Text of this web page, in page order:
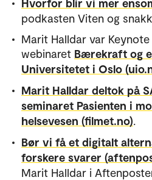
podkasten Viten og
Marit Halldar var
webinaret Bærekraft og
Universitetet i Oslo
Marit Halldar deltok på
seminaret Pasienten i
helsevesen (filmet.no)
Bør vi få et digitalt
forskere svarer
Marit Halldar i